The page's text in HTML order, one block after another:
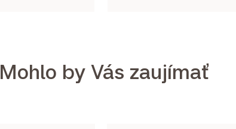
Mohlo by Vás zaujímať